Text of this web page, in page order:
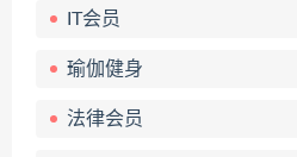
IT会员
瑜伽健身
法律会员